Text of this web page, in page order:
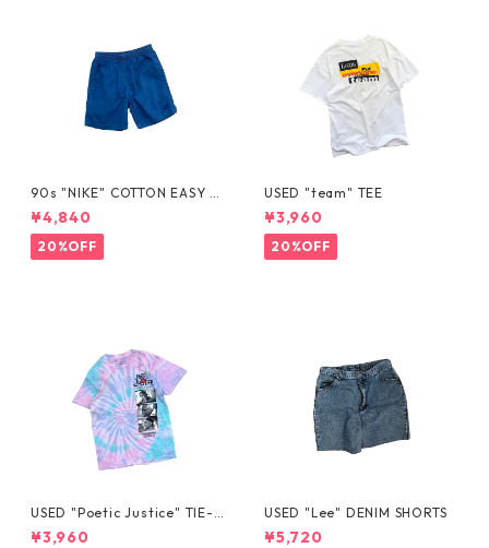
90s "NIKE" COTTON EASY S
HORTS
¥4,840
20%OFF
USED "team" TEE
¥3,960
20%OFF
USED "Poetic Justice" TIE-D
YE TEE
¥3,960
USED "Lee" DENIM SHORTS
¥5,720